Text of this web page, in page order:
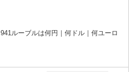
941ルーブルは何円｜何ドル｜何ユーロ